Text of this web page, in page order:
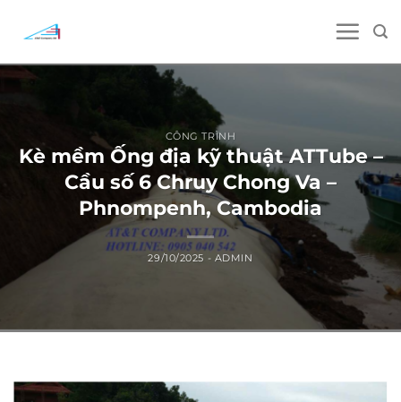
CÔNG TRÌNH
Kè mềm Ống địa kỹ thuật ATTube –
Cầu số 6 Chruy Chong Va –
Phnompenh, Cambodia
29/10/2025 - ADMIN